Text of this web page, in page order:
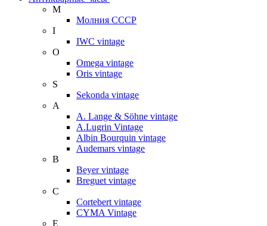
М
Молния СССР
I
IWC vintage
O
Omega vintage
Oris vintage
S
Sekonda vintage
A
A. Lange & Söhne vintage
A.Lugrin Vintage
Albin Bourquin vintage
Audemars vintage
B
Beyer vintage
Breguet vintage
C
Cortebert vintage
CYMA Vintage
E